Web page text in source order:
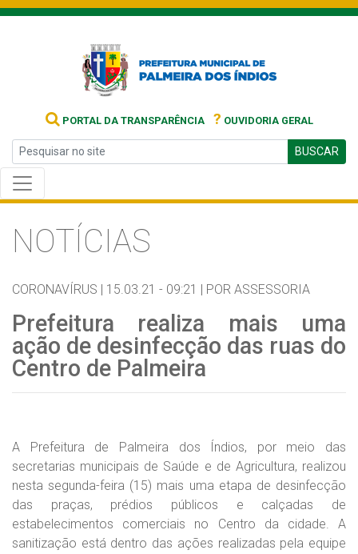
PORTAL DA TRANSPARÊNCIA ? OUVIDORIA GERAL
BUSCAR
NOTÍCIAS
CORONAVÍRUS | 15.03.21 - 09:21 | POR ASSESSORIA
Prefeitura realiza mais uma
ação de desinfecção das ruas do
Centro de Palmeira
A Prefeitura de Palmeira dos Índios, por meio das
secretarias municipais de Saúde e de Agricultura, realizou
nesta segunda-feira (15) mais uma etapa de desinfecção
das praças, prédios públicos e calçadas de
estabelecimentos comerciais no Centro da cidade. A
sanitização está dentro das ações realizadas pela equipe